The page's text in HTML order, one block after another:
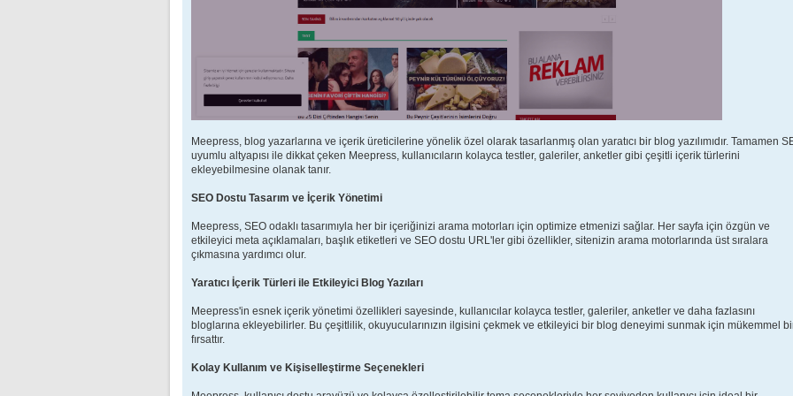
Meepress, blog yazarlarına ve içerik üreticilerine yönelik özel olarak tasarlanmış olan yaratıcı bir blog yazılımıdır. Tamamen
uyumlu altyapısı ile dikkat çeken Meepress, kullanıcıların kolayca testler, galeriler, anketler gibi çeşitli içerik türlerini
ekleyebilmesine olanak tanır.
SEO Dostu Tasarım ve İçerik Yönetimi
Meepress, SEO odaklı tasarımıyla her bir içeriğinizi arama motorları için optimize etmenizi sağlar. Her sayfa için özgün ve
etkileyici meta açıklamaları, başlık etiketleri ve SEO dostu URL'ler gibi özellikler, sitenizin arama motorlarında üst sıralara
çıkmasına yardımcı olur.
Yaratıcı İçerik Türleri ile Etkileyici Blog Yazıları
Meepress'in esnek içerik yönetimi özellikleri sayesinde, kullanıcılar kolayca testler, galeriler, anketler ve daha fazlasını
bloglarına ekleyebilirler. Bu çeşitlilik, okuyucularınızın ilgisini çekmek ve etkileyici bir blog deneyimi sunmak için mükemmel
fırsattır.
Kolay Kullanım ve Kişiselleştirme Seçenekleri